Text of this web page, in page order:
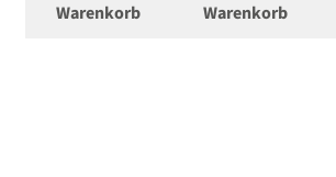
Warenkorb
Warenkorb